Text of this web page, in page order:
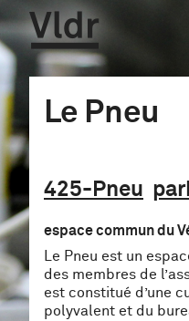
Vldr
Le Pneu
425-Pneu
espace commun du
Le Pneu est un
des membres de
est constitué d’une
polyvalent et du